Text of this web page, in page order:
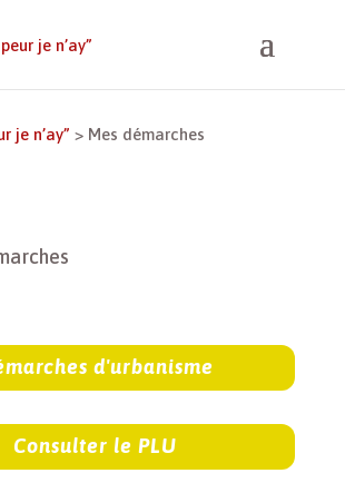
je n’ay” > Mes démarches
d'urbanisme
Consulter le PLU